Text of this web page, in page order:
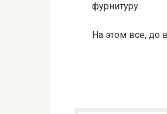
фурнитуру.
На этом все, до